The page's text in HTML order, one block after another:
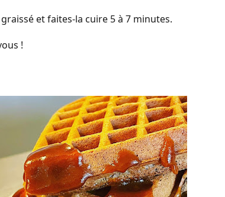
et faites-la cuire 5 à 7 minutes.
!